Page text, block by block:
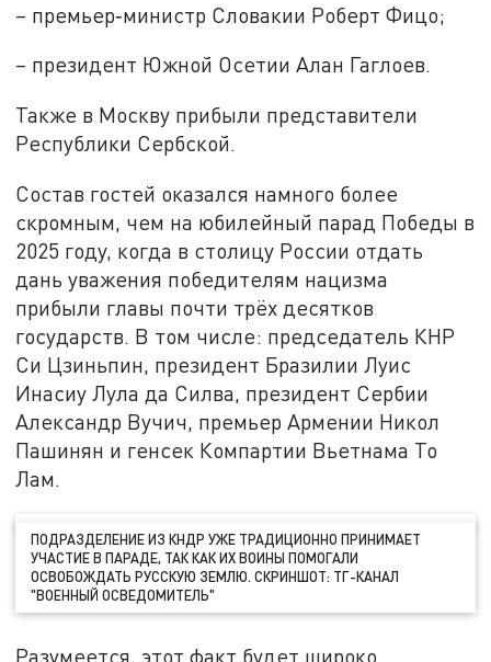
– премьер‑министр Словакии Роберт Фицо;
– президент Южной Осетии Алан Гаглоев.
Также в Москву прибыли представители
Республики Сербской.
Состав гостей оказался намного более
скромным, чем на юбилейный парад Победы в
2025 году, когда в столицу России отдать
дань уважения победителям нацизма
прибыли главы почти трёх десятков
государств. В том числе: председатель КНР
Си Цзиньпин, президент Бразилии Луис
Инасиу Лула да Силва, президент Сербии
Александр Вучич, премьер Армении Никол
Пашинян и генсек Компартии Вьетнама То
Лам.
ПОДРАЗДЕЛЕНИЕ ИЗ КНДР УЖЕ ТРАДИЦИОННО ПРИНИМАЕТ
УЧАСТИЕ В ПАРАДЕ, ТАК КАК ИХ ВОИНЫ ПОМОГАЛИ
ОСВОБОЖДАТЬ РУССКУЮ ЗЕМЛЮ. СКРИНШОТ: ТГ-КАНАЛ
"ВОЕННЫЙ ОСВЕДОМИТЕЛЬ"
Разумеется, этот факт будет широко